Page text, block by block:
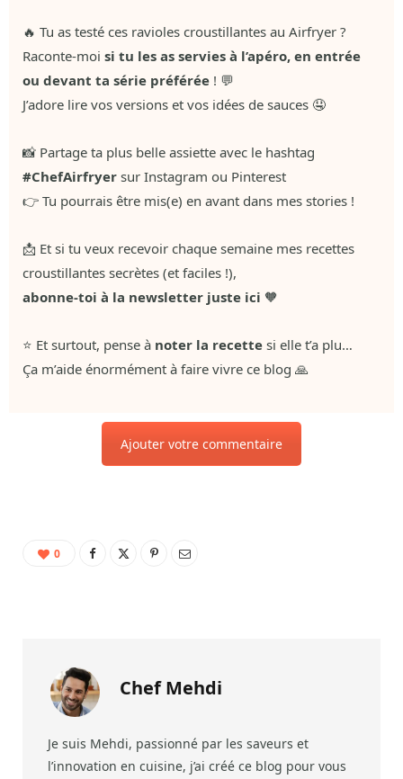
🔥 Tu as testé ces ravioles croustillantes au Airfryer ?
Raconte-moi si tu les as servies à l’apéro, en entrée
ou devant ta série préférée ! 💬
J’adore lire vos versions et vos idées de sauces 🤤
📸 Partage ta plus belle assiette avec le hashtag
#ChefAirfryer sur Instagram ou Pinterest
👉 Tu pourrais être mis(e) en avant dans mes stories !
📩 Et si tu veux recevoir chaque semaine mes recettes
croustillantes secrètes (et faciles !),
abonne-toi à la newsletter juste ici 🧡
⭐ Et surtout, pense à noter la recette si elle t’a plu…
Ça m’aide énormément à faire vivre ce blog 🙏
Ajouter votre commentaire
0
Chef Mehdi
Je suis Mehdi, passionné par les saveurs et
l’innovation en cuisine, j’ai créé ce blog pour vous